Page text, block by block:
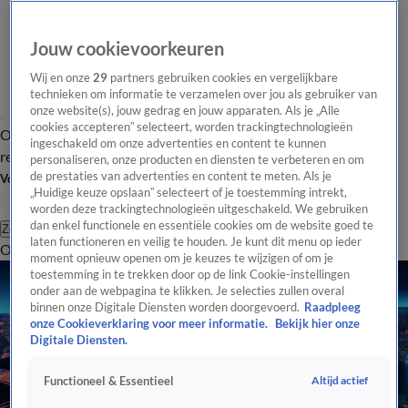
Overzicht Laatste nieuws Regionieuws Het beste van Hart
Tip de
redactie
Volg Hart van Nederland
Zoeken
OverzichtRegioUitzendingenWeerTip de redactiePanelVideo's
Jouw cookievoorkeuren
Wij en onze29 partners gebruiken cookies en vergelijkbare
technieken om informatie te verzamelen over jou als gebruiker van
onze website(s), jouw gedrag en jouw apparaten. Als je „Alle
cookies accepteren” selecteert, worden trackingtechnologieën
ingeschakeld om onze advertenties en content te kunnen
personaliseren, onze producten en diensten te verbeteren en om
de prestaties van advertenties en content te meten. Als je
„Huidige keuze opslaan” selecteert of je toestemming intrekt,
worden deze trackingtechnologieën uitgeschakeld. We gebruiken
dan enkel functionele en essentiële cookies om de website goed te
laten functioneren en veilig te houden. Je kunt dit menu op ieder
moment opnieuw openen om je keuzes te wijzigen of om je
toestemming in te trekken door op de link Cookie-instellingen
onder aan de webpagina te klikken. Je selecties zullen overal
binnen onze Digitale Diensten worden doorgevoerd. Raadpleeg
onze Cookieverklaring voor meer informatie.
Bekijk hier onze
Digitale Diensten.
Functioneel & Essentieel Altijd actief